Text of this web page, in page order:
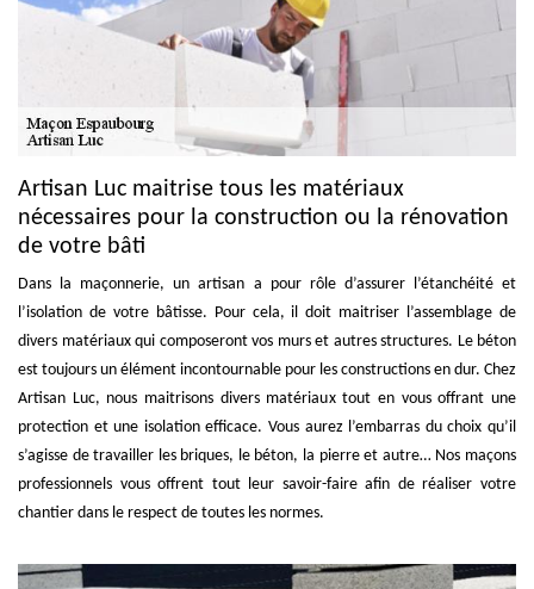
Artisan Luc maitrise tous les matériaux
nécessaires pour la construction ou la rénovation
de votre bâti
Dans la maçonnerie, un artisan a pour rôle d’assurer l’étanchéité et
l’isolation de votre bâtisse. Pour cela, il doit maitriser l’assemblage de
divers matériaux qui composeront vos murs et autres structures. Le béton
est toujours un élément incontournable pour les constructions en dur. Chez
Artisan Luc, nous maitrisons divers matériaux tout en vous offrant une
protection et une isolation efficace. Vous aurez l’embarras du choix qu’il
s’agisse de travailler les briques, le béton, la pierre et autre… Nos maçons
professionnels vous offrent tout leur savoir-faire afin de réaliser votre
chantier dans le respect de toutes les normes.